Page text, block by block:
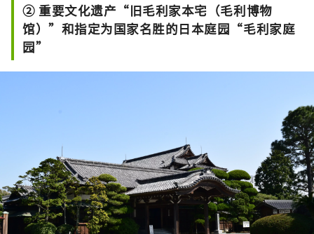
有封建领主森氏建造的春风楼等许多文
化财产。
② 重要文化遗产“旧毛利家本宅（毛利博物
馆）”和指定为国家名胜的日本庭园“毛利家庭
园”